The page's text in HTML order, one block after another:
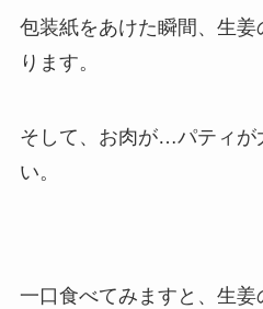
包装紙をあけた瞬間、生
ります。
そして、お肉が…パティが
い。
一口食べてみますと、生姜